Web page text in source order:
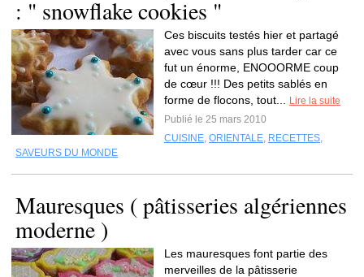
: " snowflake cookies "
Ces biscuits testés hier et partagé
avec vous sans plus tarder car ce
fut un énorme, ENOOORME coup
de cœur !!! Des petits sablés en
forme de flocons, tout...
Lire la suite
Publié le 25 mars 2010
CUISINE, ORIENTALE, RECETTES,
SAVEURS DU MONDE
Mauresques ( pâtisseries algériennes
moderne )
Les mauresques font partie des
merveilles de la pâtisserie